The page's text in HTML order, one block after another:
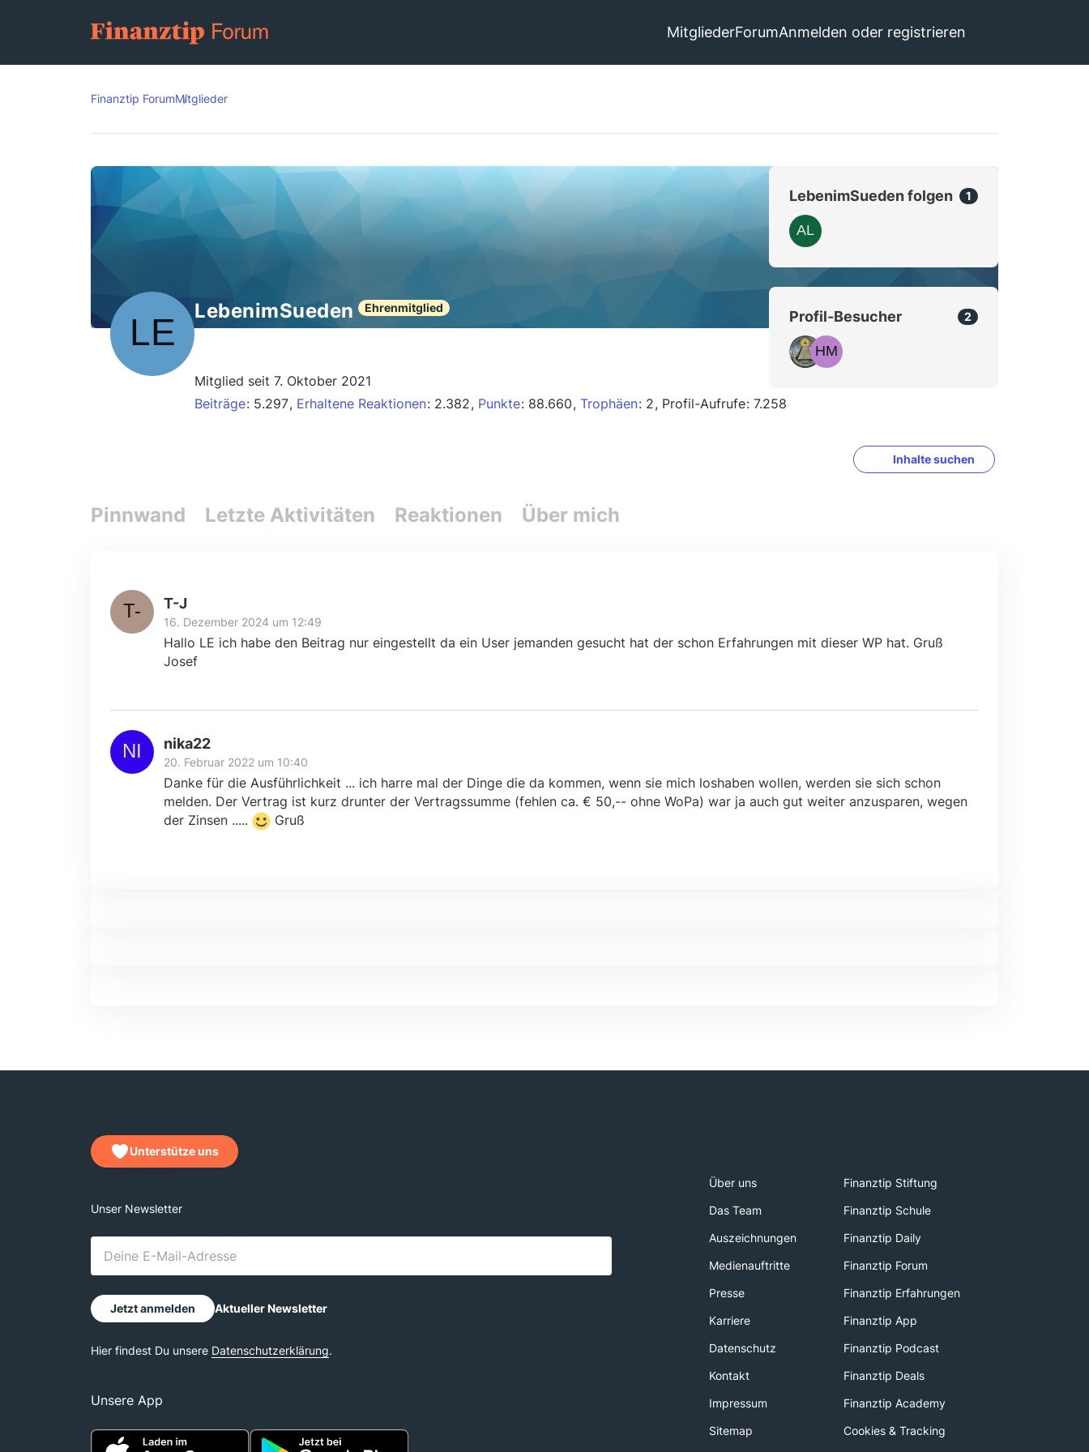
MitgliederForumAnmelden oder registrieren
Finanztip ForumMitglieder
LebenimSueden Ehrenmitglied
Mitglied seit 7. Oktober 2021
Beiträge 5.297 Erhaltene Reaktionen 2.382 Punkte 88.660 Trophäen 2 Profil-Aufrufe 7.258
Inhalte suchen
Pinnwand Letzte Aktivitäten Reaktionen Über mich
T-J
16. Dezember 2024 um 12:49
Hallo LE ich habe den Beitrag nur eingestellt da ein User jemanden gesucht hat der schon Erfahrungen mit dieser WP hat. Gruß
Josef
nika22
20. Februar 2022 um 10:40
Danke für die Ausführlichkeit ... ich harre mal der Dinge die da kommen, wenn sie mich loshaben wollen, werden sie sich schon
melden. Der Vertrag ist kurz drunter der Vertragssumme (fehlen ca. € 50,-- ohne WoPa) war ja auch gut weiter anzusparen, wegen
der Zinsen .....
Gruß
LebenimSueden folgen 1
Profil-Besucher 2
Unterstütze uns
Unsere App
Über uns
Finanztip Stiftung
Das Team
Finanztip Schule
Auszeichnungen
Finanztip Daily
Medienauftritte
Finanztip Forum
Presse
Finanztip Erfahrungen
Karriere
Finanztip App
Datenschutz
Finanztip Podcast
Kontakt
Finanztip Deals
Impressum
Finanztip Academy
Sitemap
Cookies & Tracking